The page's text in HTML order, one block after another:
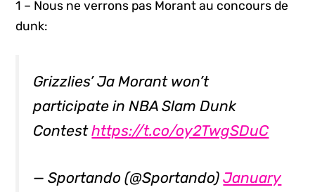
1 – Nous ne verrons pas Morant au concours de
dunk:
Grizzlies’ Ja Morant won’t
participate in NBA Slam Dunk
Contesthttps://t.co/oy2TwgSDuC
— Sportando (@Sportando)January